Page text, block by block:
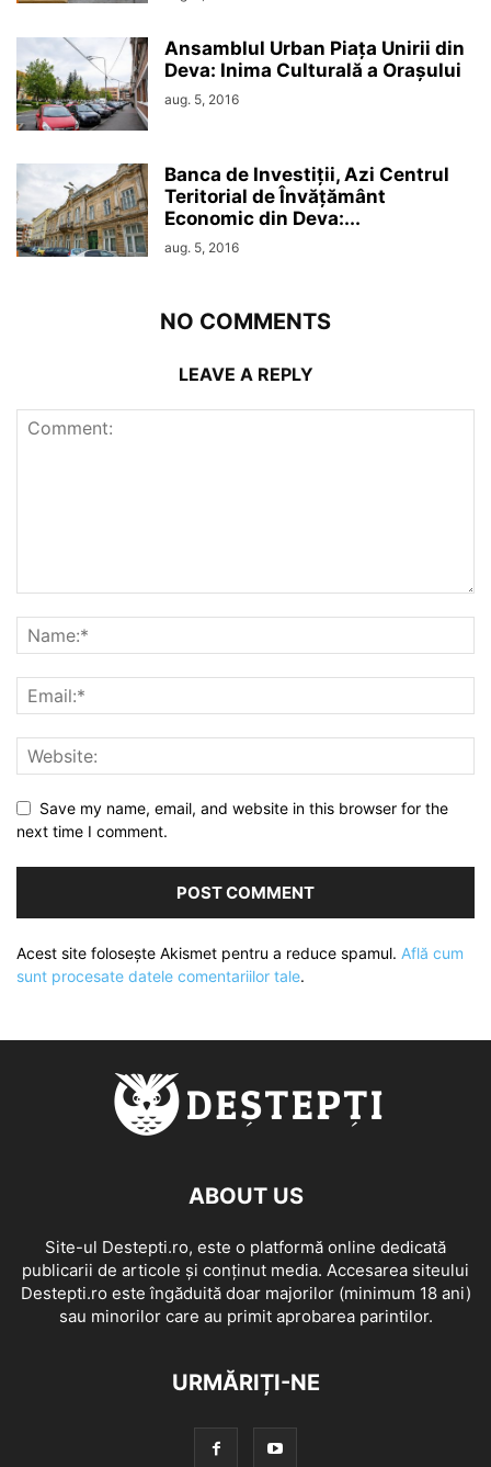
Ansamblul Urban Piața Unirii din
Deva: Inima Culturală a Orașului
aug. 5, 2016
Banca de Investiții, Azi Centrul
Teritorial de Învățământ
Economic din Deva:...
aug. 5, 2016
NO COMMENTS
LEAVE A REPLY
Save my name, email, and website in this browser for the
next time I comment.
Acest site folosește Akismet pentru a reduce spamul. Află cum
sunt procesate datele comentariilor tale.
ABOUT US
Site-ul Destepti.ro, este o platformă online dedicată
publicarii de articole și conținut media. Accesarea siteului
Destepti.ro este îngăduită doar majorilor (minimum 18 ani)
sau minorilor care au primit aprobarea parintilor.
URMĂRIȚI-NE